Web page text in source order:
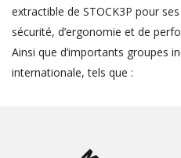
extractible de STOCK3P pour
sécurité, d’ergonomie et de
Ainsi que d’importants groupes
internationale, tels que :